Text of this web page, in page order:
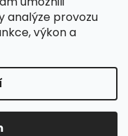
analýze provozu
výkon a
práva vyhrazena.